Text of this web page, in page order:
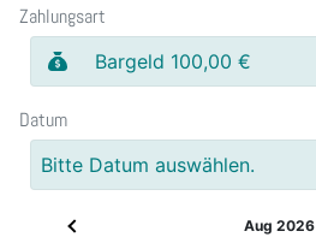
Zahlungsart
Bargeld 100,00 €
Datum
Bitte Datum auswählen.
Aug 2026